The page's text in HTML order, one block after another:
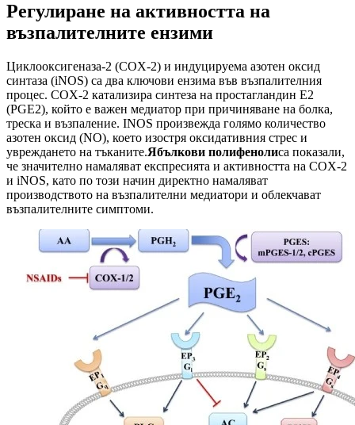
Регулиране на активността на
възпалителните ензими
Циклооксигеназа-2 (COX-2) и индуцируема азотен оксид
синтаза (iNOS) са два ключови ензима във възпалителния
процес. COX-2 катализира синтеза на простагландин Е2
(PGE2), който е важен медиатор при причиняване на болка,
треска и възпаление. INOS произвежда голямо количество
азотен оксид (NO), което изостря оксидативния стрес и
увреждането на тъканите.Ябълкови полифенолиса показали,
че значително намаляват експресията и активността на COX-2
и iNOS, като по този начин директно намаляват
производството на възпалителни медиатори и облекчават
възпалителните симптоми.